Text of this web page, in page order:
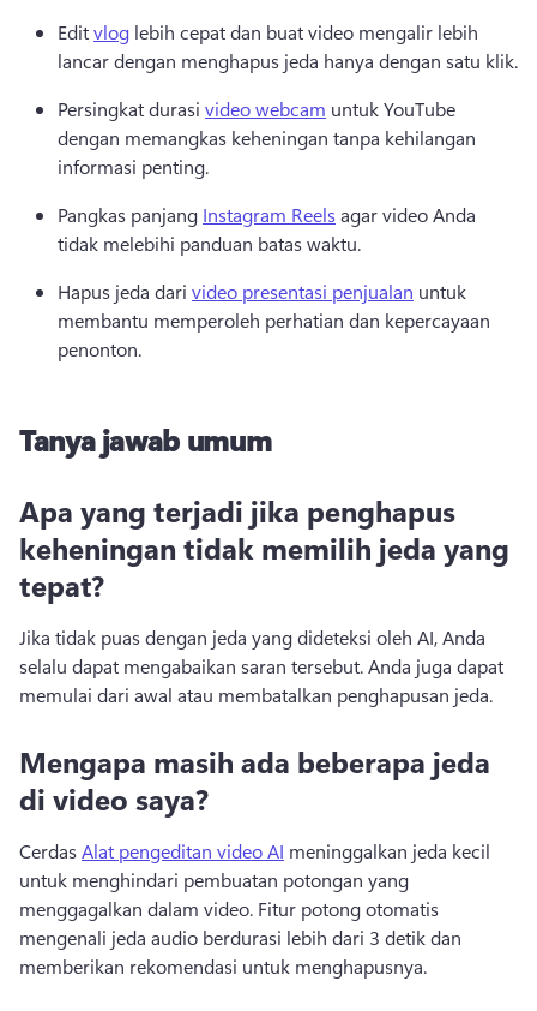
Edit vlog lebih cepat dan buat video mengalir lebih
Persingkat durasi video webcam untuk YouTube
dengan memangkas keheningan tanpa kehilangan
informasi penting.
Pangkas panjang Instagram Reels agar video Anda
tidak melebihi panduan batas waktu.
Hapus jeda dari video presentasi penjualan untuk
membantu memperoleh perhatian dan kepercayaan
penonton.
Tanya jawab umum
Apa yang terjadi jika penghapus
keheningan tidak memilih jeda yang
tepat?
Jika tidak puas dengan jeda yang dideteksi oleh AI, Anda
selalu dapat mengabaikan saran tersebut. Anda juga dapat
memulai dari awal atau membatalkan penghapusan jeda.
Mengapa masih ada beberapa jeda
di video saya?
Cerdas Alat pengeditan video AI meninggalkan jeda kecil
untuk menghindari pembuatan potongan yang
menggagalkan dalam video. Fitur potong otomatis
mengenali jeda audio berdurasi lebih dari 3 detik dan
memberikan rekomendasi untuk menghapusnya.